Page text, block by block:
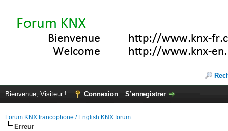
Bienvenue, Visiteur ! Connexion S’enregistrer
Forum KNX francophone / English KNX forum
Erreur